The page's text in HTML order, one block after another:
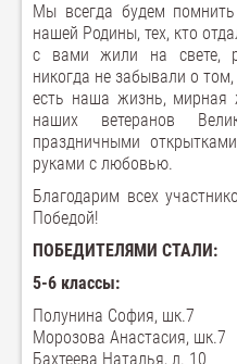
Мы всегда будем
нашей Родины, тех, кто
с вами жили на свете,
никогда не забывали о
есть наша жизнь,
наших ветеранов
праздничными
руками с любовью.
Благодарим всех
Победой!
ПОБЕДИТЕЛЯМИ СТАЛИ:
5-6 классы:
Полунина София, шк.7
Морозова Анастасия, шк.7
Бахтеева Наталья, л. 10